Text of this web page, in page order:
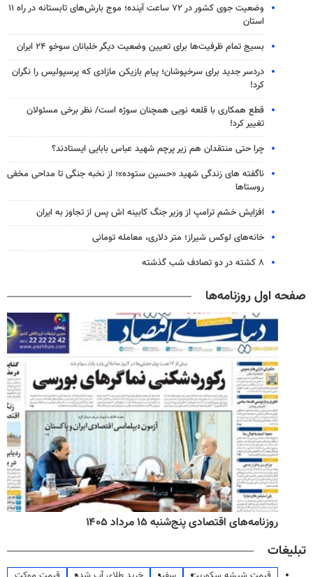
وضعیت جوی کشور در ۷۲ ساعت آینده؛ موج بارش‌های تابستانه در راه ۱۱
استان
بسیج تمام ظرفیت‌ها برای تعیین وضعیت دیگر خلبانان سوخو ۲۴ ایران
دردسر جدید برای سرخپوشان؛ پیام بازیکن مازادی که پرسپولیس را نگران
کرد!
قطع همکاری با قلعه نویی همچنان سوژه است/ نظر برخی مسئولان
تغییر کرد!
چرا حتی منتقدان هم زیر پرچم شهید عباس بابایی ایستادند؟
ناگفته های زندگی شهید «حسین ستوده»؛ از نخبه جنگی تا مداحی مخفی
روستاها
افزایش خشم ترامپ از وزیر جنگ کابینه اش پس از تجاوز به ایران
خانه‌های لوکس شیراز؛ متر دلاری، معامله تومانی
۸ کشته در دو تصادف شب گذشته
صفحه اول روزنامه‌ها
روزنامه‌های اقتصادی پنج‌شنبه ۱۵ مرداد ۱۴۰۵
تبلیغات